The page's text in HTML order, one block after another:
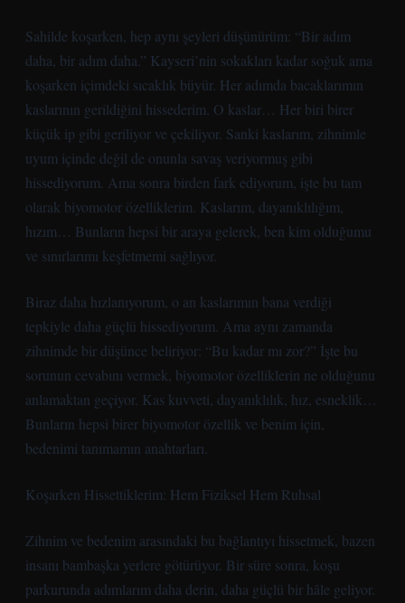
Sahilde koşarken, hep aynı şeyleri düşünürüm: “Bir adım
daha, bir adım daha.” Kayseri’nin sokakları kadar soğuk ama
koşarken içimdeki sıcaklık büyür. Her adımda bacaklarımın
kaslarının gerildiğini hissederim. O kaslar… Her biri birer
küçük ip gibi geriliyor ve çekiliyor. Sanki kaslarım, zihnimle
uyum içinde değil de onunla savaş veriyormuş gibi
hissediyorum. Ama sonra birden fark ediyorum, işte bu tam
olarak biyomotor özelliklerim. Kaslarım, dayanıklılığım,
hızım… Bunların hepsi bir araya gelerek, ben kim olduğumu
ve sınırlarımı keşfetmemi sağlıyor.
Biraz daha hızlanıyorum, o an kaslarımın bana verdiği
tepkiyle daha güçlü hissediyorum. Ama aynı zamanda
zihnimde bir düşünce beliriyor: “Bu kadar mı zor?” İşte bu
sorunun cevabını vermek, biyomotor özelliklerin ne olduğunu
anlamaktan geçiyor. Kas kuvveti, dayanıklılık, hız, esneklik…
Bunların hepsi birer biyomotor özellik ve benim için,
bedenimi tanımamın anahtarları.
Koşarken Hissettiklerim: Hem Fiziksel Hem Ruhsal
Zihnim ve bedenim arasındaki bu bağlantıyı hissetmek, bazen
insanı bambaşka yerlere götürüyor. Bir süre sonra, koşu
parkurunda adımlarım daha derin, daha güçlü bir hâle geliyor.